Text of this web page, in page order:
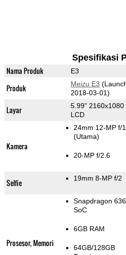
Spesifikasi
Nama Produk E3
Produk Meizu E3
2018-03-01)
Layar
5.99" 2160x1080
LCD
Kamera
24mm 12-MP f/
(Utama)
20-MP f/2.6
Selfie 19mm 8-MP f/2
Prosesor, Memori
Snapdragon 636
SoC
6GB RAM
64GB/128GB